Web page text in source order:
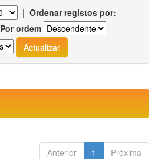
| Ordenar registos por:
Por ordem
Anterior 1 Próxima